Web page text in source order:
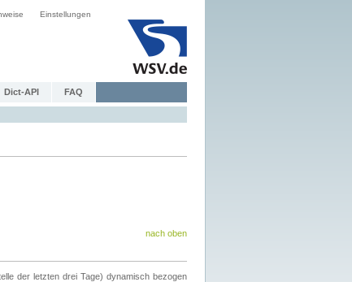
Einstellungen
Dict-API FAQ
nach oben
der letzten drei Tage) dynamisch bezogen